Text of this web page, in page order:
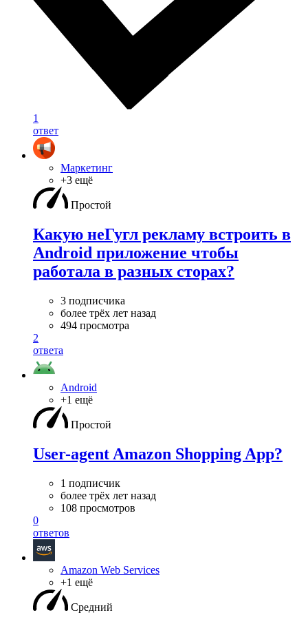
1
ответ
Маркетинг
+3 ещё
Простой
Какую неГугл рекламу встроить в
Android приложение чтобы
работала в разных сторах?
3 подписчика
более трёх лет назад
494 просмотра
2
ответа
Android
+1 ещё
Простой
User-agent Amazon Shopping App?
1 подписчик
более трёх лет назад
108 просмотров
0
ответов
Amazon Web Services
+1 ещё
Средний